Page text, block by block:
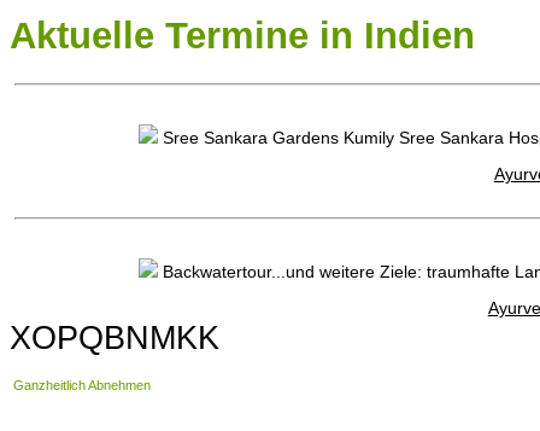
Aktuelle Termine in Indien
XOPQBNMKK
Ganzheitlich Abnehmen